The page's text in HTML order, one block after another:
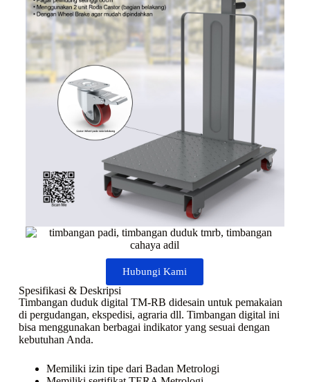
Hubungi Kami
Spesifikasi & Deskripsi
Timbangan duduk digital TM-RB didesain untuk pemakaian
di pergudangan, ekspedisi, agraria dll. Timbangan digital ini
bisa menggunakan berbagai indikator yang sesuai dengan
kebutuhan Anda.
Memiliki izin tipe dari Badan Metrologi